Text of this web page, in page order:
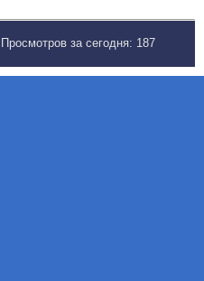
Просмотров за сегодня: 187